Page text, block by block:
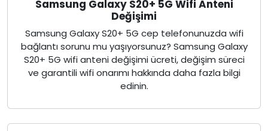
Samsung Galaxy S20+ 5G Wifi Anteni
Değişimi
Samsung Galaxy S20+ 5G cep telefonunuzda wifi
bağlantı sorunu mu yaşıyorsunuz? Samsung Galaxy
S20+ 5G wifi anteni değişimi ücreti, değişim süreci
ve garantili wifi onarımı hakkında daha fazla bilgi
edinin.